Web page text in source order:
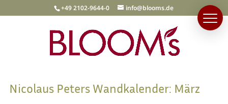
+49 2102-9644-0 info@blooms.de
Nicolaus Peters Wandkalender: März